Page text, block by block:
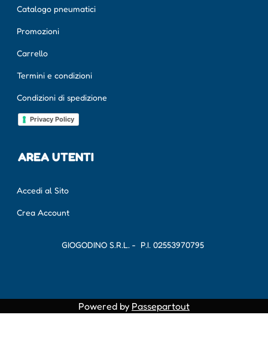
Catalogo pneumatici
Promozioni
Carrello
Termini e condizioni
Condizioni di spedizione
Privacy Policy
AREA UTENTI
Accedi al Sito
Crea Account
GIOGODINO S.R.L. - P.I. 02553970795
Powered by Passepartout